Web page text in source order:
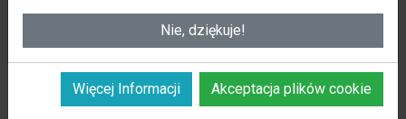
naszej witryny.
Więcej Informacji Akceptacja plików cookie
Nie, dziękuje!